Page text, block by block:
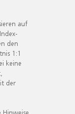
auf
den
1:1
keine
der